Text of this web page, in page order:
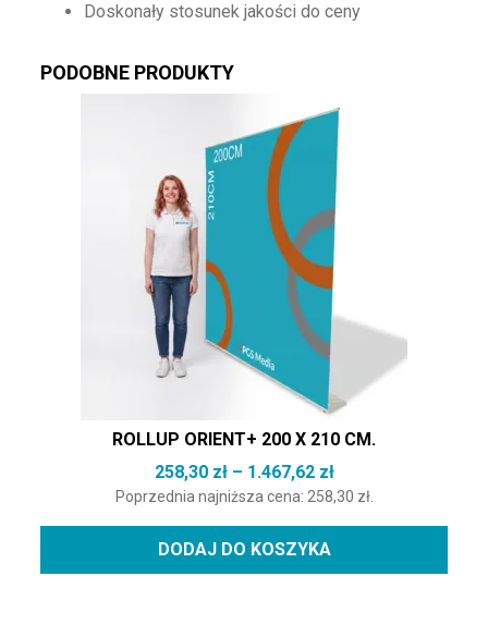
Doskonały stosunek jakości do ceny
PODOBNE PRODUKTY
ROLLUP ORIENT+ 200 X 210 CM.
258,30 zł – 1.467,62 złZakres cen: od
Poprzednia najniższa cena: 258,30 zł.
DODAJ DO KOSZYKA
Ten produkt ma wiele wariantów. Opcje można wybrać na